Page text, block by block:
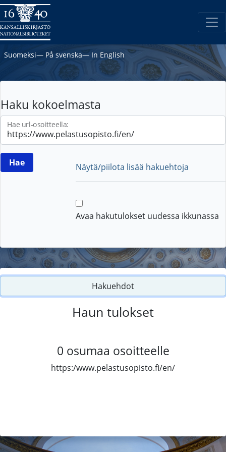
Suomeksi― På svenska― In English
Haku kokoelmasta
Hae url-osoitteella:
Näytä/piilota lisää hakuehtoja
Avaa hakutulokset uudessa ikkunassa
Hakuehdot
Haun tulokset
0 osumaa osoitteelle
https:/www.pelastusopisto.fi/en/